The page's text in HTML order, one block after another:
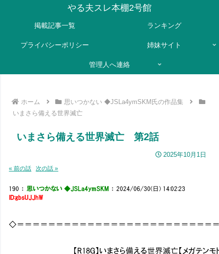
やる夫スレ本棚2号館
掲載記事一覧 ランキング
プライバシーポリシー 姉妹サイト
管理人へ連絡
ホーム
思いつかない ◆JSLa4ymSKM氏の作品集
いまさら備える世界滅亡
いまさら備える世界滅亡 第2話
2025年10月1日
« 前の話 次の話 »
190 ： 思いつかない ◆JSLa4ymSKM ：2024/06/30(日) 14:02:23
ID:gbsUJJhW
◇＝＝＝＝＝＝＝＝＝＝＝＝＝＝＝＝＝＝＝＝＝＝＝＝＝
【R18G】いまさら備える世界滅亡【メガテンモド